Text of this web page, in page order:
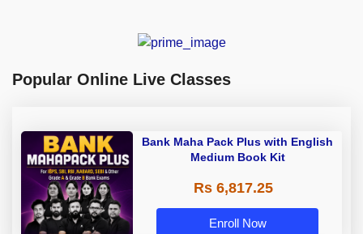
Popular Online Live Classes
Bank Maha Pack Plus with English
Medium Book Kit
Rs 6,817.25
Enroll Now